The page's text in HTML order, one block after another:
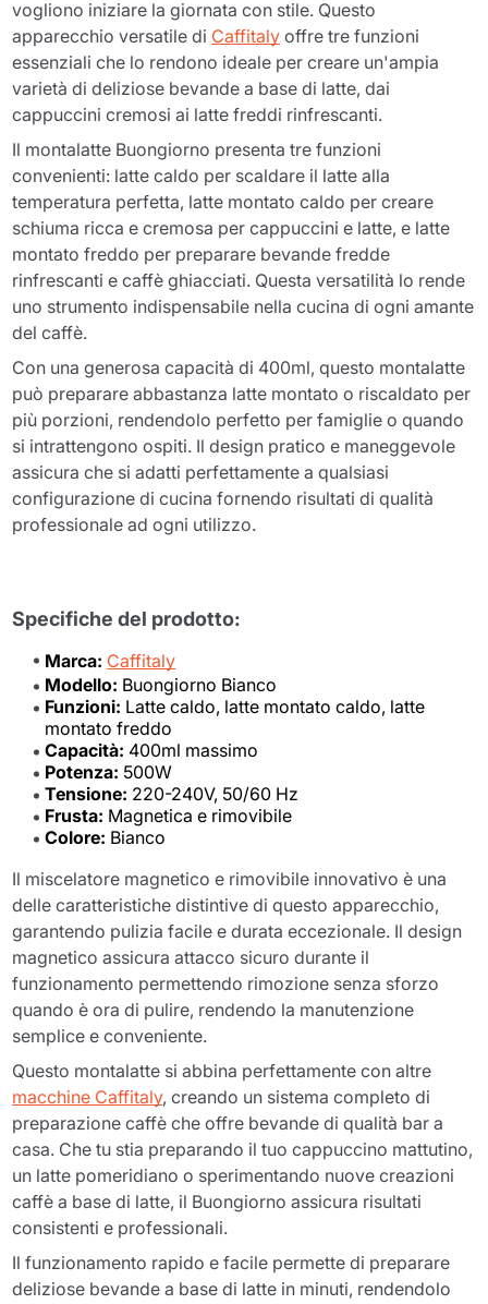
vogliono iniziare la giornata con stile. Questo
apparecchio versatile di Caffitaly offre tre funzioni
essenziali che lo rendono ideale per creare un'ampia
varietà di deliziose bevande a base di latte, dai
cappuccini cremosi ai latte freddi rinfrescanti.
Il montalatte Buongiorno presenta tre funzioni
convenienti: latte caldo per scaldare il latte alla
temperatura perfetta, latte montato caldo per creare
schiuma ricca e cremosa per cappuccini e latte, e latte
montato freddo per preparare bevande fredde
rinfrescanti e caffè ghiacciati. Questa versatilità lo rende
uno strumento indispensabile nella cucina di ogni amante
del caffè.
Con una generosa capacità di 400ml, questo montalatte
può preparare abbastanza latte montato o riscaldato per
più porzioni, rendendolo perfetto per famiglie o quando
si intrattengono ospiti. Il design pratico e maneggevole
assicura che si adatti perfettamente a qualsiasi
configurazione di cucina fornendo risultati di qualità
professionale ad ogni utilizzo.
Specifiche del prodotto:
Marca: Caffitaly
Modello: Buongiorno Bianco
Funzioni: Latte caldo, latte montato caldo, latte
montato freddo
Capacità: 400ml massimo
Potenza: 500W
Tensione: 220-240V, 50/60 Hz
Frusta: Magnetica e rimovibile
Colore: Bianco
Il miscelatore magnetico e rimovibile innovativo è una
delle caratteristiche distintive di questo apparecchio,
garantendo pulizia facile e durata eccezionale. Il design
magnetico assicura attacco sicuro durante il
funzionamento permettendo rimozione senza sforzo
quando è ora di pulire, rendendo la manutenzione
semplice e conveniente.
Questo montalatte si abbina perfettamente con altre
macchine Caffitaly, creando un sistema completo di
preparazione caffè che offre bevande di qualità bar a
casa. Che tu stia preparando il tuo cappuccino mattutino,
un latte pomeridiano o sperimentando nuove creazioni
caffè a base di latte, il Buongiorno assicura risultati
consistenti e professionali.
Il funzionamento rapido e facile permette di preparare
deliziose bevande a base di latte in minuti, rendendolo